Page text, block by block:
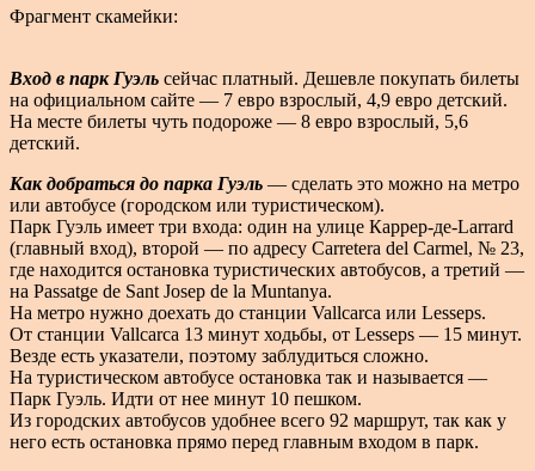
Фрагмент скамейки:
Вход в парк Гуэль сейчас платный. Дешевле покупать билеты
на официальном сайте — 7 евро взрослый, 4,9 евро детский.
На месте билеты чуть подороже — 8 евро взрослый, 5,6
детский.
Как добраться до парка Гуэль — сделать это можно на метро
или автобусе (городском или туристическом).
Парк Гуэль имеет три входа: один на улице Каррер-де-Larrard
(главный вход), второй — по адресу Carretera del Carmel, № 23,
где находится остановка туристических автобусов, а третий —
на Passatge de Sant Josep de la Muntanya.
На метро нужно доехать до станции Vallcarca или Lesseps.
От станции Vallcarca 13 минут ходьбы, от Lesseps — 15 минут.
Везде есть указатели, поэтому заблудиться сложно.
На туристическом автобусе остановка так и называется —
Парк Гуэль. Идти от нее минут 10 пешком.
Из городских автобусов удобнее всего 92 маршрут, так как у
него есть остановка прямо перед главным входом в парк.